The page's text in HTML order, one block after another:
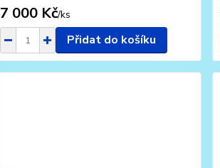
7 000 Kč/ks
Přidat do košíku